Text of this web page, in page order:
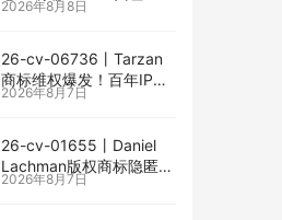
Jessica Allain已出手，卖
2026年8月8日
26-cv-06736㇑Tarzan
商标维权爆发！百年IP下
场TRO横扫多个类目
2026年8月7日
26-cv-01655㇑Daniel
Lachman版权商标隐匿维
权，I am… unstoppable
2026年8月7日